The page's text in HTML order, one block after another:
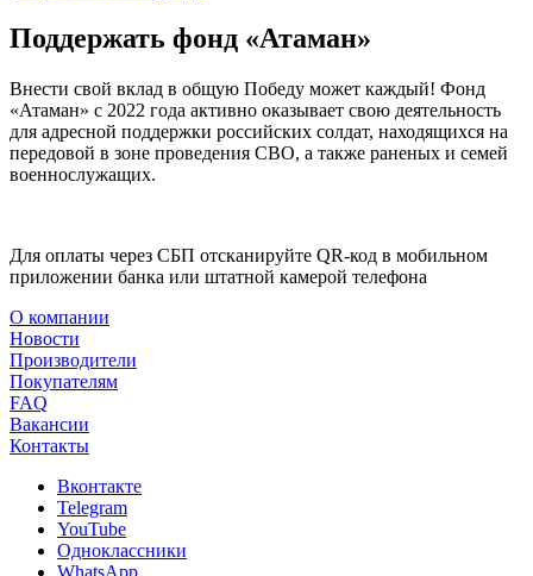
Поддержать фонд «Атаман»
Внести свой вклад в общую Победу может каждый! Фонд
«Атаман» с 2022 года активно оказывает свою деятельность
для адресной поддержки российских солдат, находящихся на
передовой в зоне проведения СВО, а также раненых и семей
военнослужащих.
Для оплаты через СБП отсканируйте QR-код в мобильном
приложении банка или штатной камерой телефона
О компании
Новости
Производители
Покупателям
FAQ
Вакансии
Контакты
Вконтакте
Telegram
YouTube
Одноклассники
WhatsApp